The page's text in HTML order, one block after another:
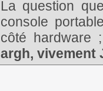
La question
console
côté hardware
argh, vivement